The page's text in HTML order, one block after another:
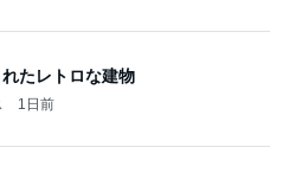
たレトロな建物
1日前